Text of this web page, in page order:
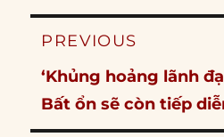
Post
PREVIOUS
Previous
post:
‘Khủng hoảng lãnh
Bất ổn sẽ còn tiếp